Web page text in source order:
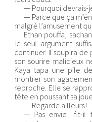
— Pourquoi devrais-
— Parce que ça
malgré l’amusement
Ethan pouffa,
le seul argument
continuer. Il soupira
son sourire malicieux
Kaya tapa une pile
montrer son
reproche. Elle se
tête en poussant sa
— Regarde ailleurs !
— Pas envie ! fit-il